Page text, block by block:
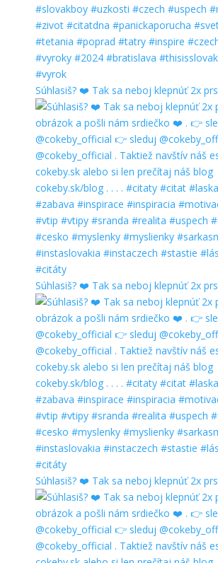
Súhlasiš? ❤️ Tak sa neboj klepnúť 2x
Súhlasiš? ❤️ Tak sa neboj klepnúť 2x
Súhlasiš? ❤️ Tak sa neboj klepnúť 2x